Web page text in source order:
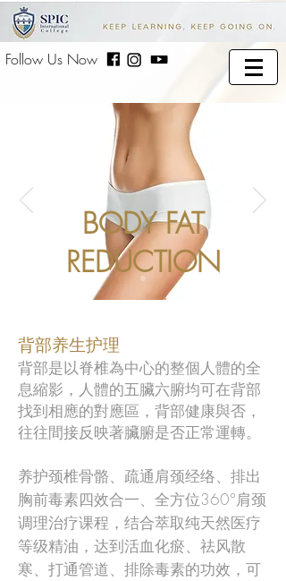
Follow Us Now
BODY FAT
REDUCTION
背部养生护理
背部是以脊椎為中心的整個人體的全
息縮影，人體的五臟六腑均可在背部
找到相應的對應區，背部健康與否，
往往間接反映著臟腑是否正常運轉。
养护颈椎骨骼、疏通肩颈经络、排出
胸前毒素四效合一、全方位360°肩颈
调理治疗课程，结合萃取纯天然医疗
等级精油，达到活血化瘀、祛风散
寒、打通管道、排除毒素的功效，可